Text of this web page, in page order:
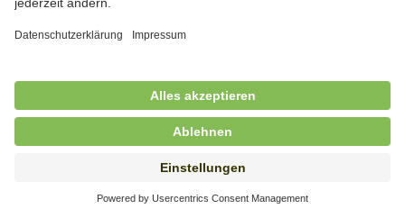
Hauswirtschaftskraft (m/w/d)
in unbefristeter Anstellung, Teilzeit (25 Std./Wo.), SOS-